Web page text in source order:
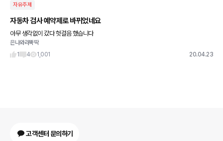
자유주제
자동차 검사 예약제로 바뀌었네요
아무 생각없이 갔다 헛걸음 했습니다
은나와라뚝딱
1
4 1,001 20.04.23
고객센터 문의하기